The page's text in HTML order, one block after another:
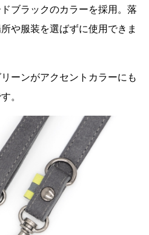
ブラックのカラーを採用。落
や服装を選ばずに使用できま
ーンがアクセントカラーにも
。